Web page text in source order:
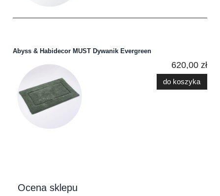
Abyss & Habidecor MUST Dywanik Evergreen
620,00 zł
do koszyka
Ocena sklepu